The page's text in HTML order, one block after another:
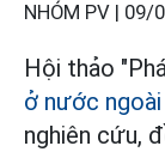
NHÓM PV | 09/
Hội thảo
ở nước ngoài
nghiên cứu,